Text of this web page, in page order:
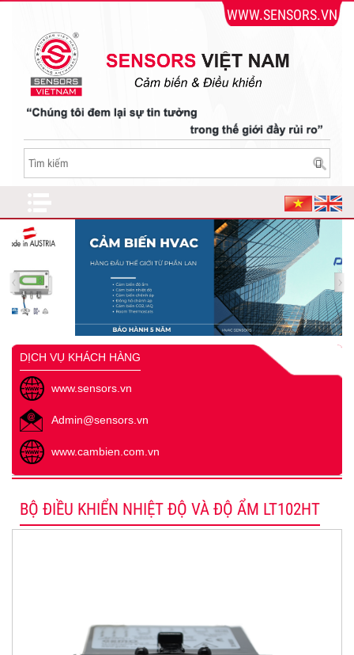
WWW.SENSORS.VN
DỊCH VỤ KHÁCH HÀNG
www.sensors.vn
Admin@sensors.vn
www.cambien.com.vn
BỘ ĐIỀU KHIỂN NHIỆT ĐỘ VÀ ĐỘ ẨM LT102HT